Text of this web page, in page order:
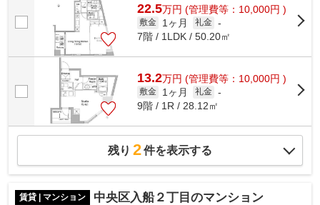
22.5万円 (管理費等：10,000円 )
敷金 1ヶ月 礼金 -
7階 / 1LDK / 50.20㎡
13.2万円 (管理費等：10,000円 )
敷金 1ヶ月 礼金 -
9階 / 1R / 28.12㎡
残り 2件を表示する
賃貸 | マンション 中央区入船２丁目のマンション